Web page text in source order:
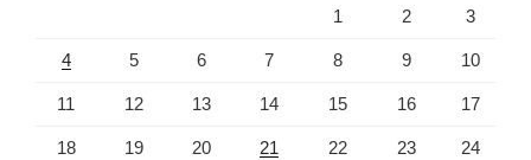
1 2 3
4 5 6 7 8 9 10
11 12 13 14 15 16 17
18 19 20 21 22 23 24